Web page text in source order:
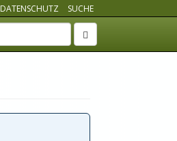
DATENSCHUTZ SUCHE